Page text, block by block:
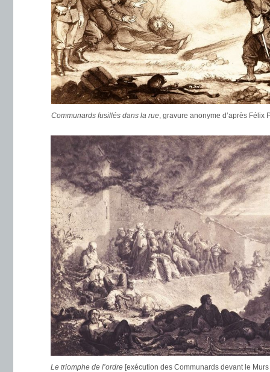
Communards fusillés dans la rue, gravure anonyme d’après Félix
Le triomphe de l’ordre[exécution des Communards devant le